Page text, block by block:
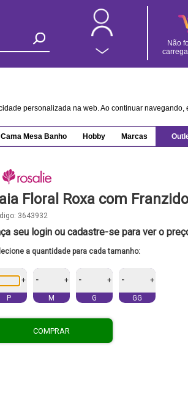
Não
personalizada na web. Ao continuar
Cama Mesa Banho Hobby Marcas
Floral Roxa com Franzido
3643932
seu login ou cadastre-se para ver o
a quantidade para cada tamanho:
+
P
- +
M
- +
G
- +
GG
COMPRAR